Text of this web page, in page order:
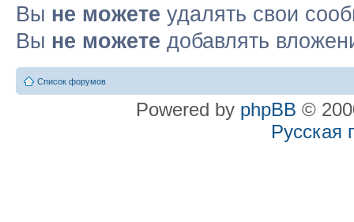
Вы не можете удалять свои
Вы не можете добавлять
Список форумов
Powered by phpBB ©
Русская